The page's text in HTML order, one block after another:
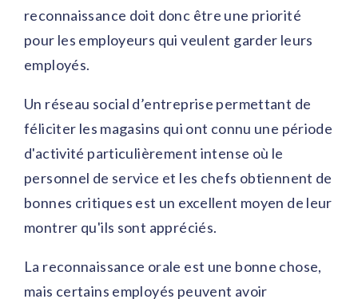
reconnaissance doit donc être une priorité
pour les employeurs qui veulent garder leurs
employés.
Un réseau social d’entreprise permettant de
féliciter les magasins qui ont connu une période
d'activité particulièrement intense où le
personnel de service et les chefs obtiennent de
bonnes critiques est un excellent moyen de leur
montrer qu'ils sont appréciés.
La reconnaissance orale est une bonne chose,
mais certains employés peuvent avoir